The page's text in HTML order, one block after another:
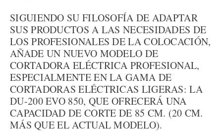
SIGUIENDO SU FILOSOFÍA DE ADAPTAR
SUS PRODUCTOS A LAS NECESIDADES DE
LOS PROFESIONALES DE LA COLOCACIÓN,
AÑADE UN NUEVO MODELO DE
CORTADORA ELÉCTRICA PROFESIONAL,
ESPECIALMENTE EN LA GAMA DE
CORTADORAS ELÉCTRICAS LIGERAS: LA
DU-200 EVO 850, QUE OFRECERÁ UNA
CAPACIDAD DE CORTE DE 85 CM. (20 CM.
MÁS QUE EL ACTUAL MODELO).